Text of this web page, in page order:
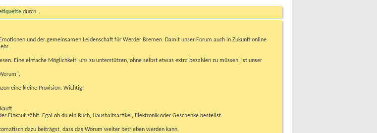
durch.
und der gemeinsamen Leidenschaft für Werder Bremen. Damit unser Forum auch in Zukunft online
Eine einfache Möglichkeit, uns zu unterstützen, ohne selbst etwas extra bezahlen zu müssen, ist unser
eine kleine Provision. Wichtig:
Einkauf zählt. Egal ob du ein Buch, Haushaltsartikel, Elektronik oder Geschenke bestellst.
dazu beiträgst, dass das Worum weiter betrieben werden kann.